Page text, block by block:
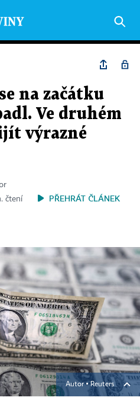
na začátku
Ve druhém
výrazné
čtení
PŘEHRÁT ČLÁNEK
Autor ▪Reuters